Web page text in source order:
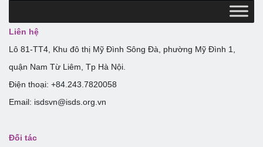
Liên hệ
Lô 81-TT4, Khu đô thị Mỹ Đình Sông Đà, phường Mỹ Đình 1,
quận Nam Từ Liêm, Tp Hà Nội.
Điện thoại: +84.243.7820058
Email: isdsvn@isds.org.vn
Đối tác